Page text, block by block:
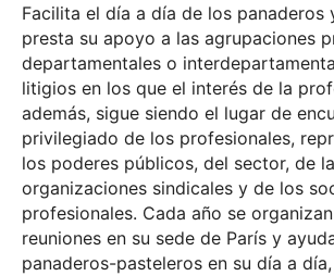
Facilita el día a día de los panaderos
presta su apoyo a las agrupaciones
departamentales o
litigios en los que el interés de la
además, sigue siendo el lugar de
privilegiado de los profesionales,
los poderes públicos, del sector, de
organizaciones sindicales y de los
profesionales. Cada año se
reuniones en su sede de París y
panaderos-pasteleros en su día a